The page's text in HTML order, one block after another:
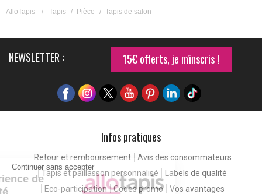
Continuer sans accepter
Pour une expérience de
meilleure qualité
AlloTapis / Tapis / Pièce / Tapis de salon
NEWSLETTER : 15€ offerts, je m'inscris !
Infos pratiques
Retour et remboursement
Avis des consommateurs
Tapis et paillasson personnalisé
Labels de qualité
Eco-participation
Codes promo Vos avantages